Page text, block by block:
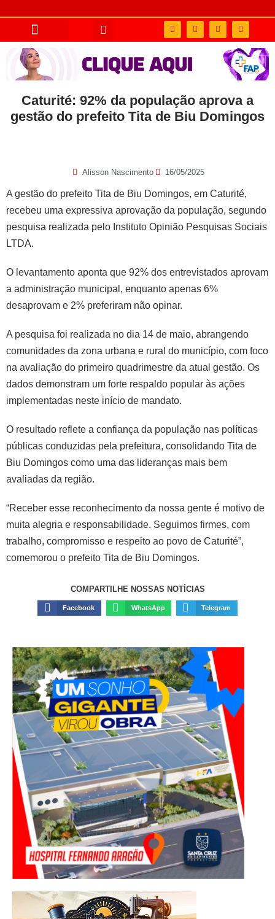
Caturité: 92% da população aprova a
gestão do prefeito Tita de Biu Domingos
Alisson Nascimento 16/05/2025
A gestão do prefeito Tita de Biu Domingos, em Caturité,
recebeu uma expressiva aprovação da população, segundo
pesquisa realizada pelo Instituto Opinião Pesquisas Sociais
LTDA.
O levantamento aponta que 92% dos entrevistados aprovam
a administração municipal, enquanto apenas 6%
desaprovam e 2% preferiram não opinar.
A pesquisa foi realizada no dia 14 de maio, abrangendo
comunidades da zona urbana e rural do município, com foco
na avaliação do primeiro quadrimestre da atual gestão. Os
dados demonstram um forte respaldo popular às ações
implementadas neste início de mandato.
O resultado reflete a confiança da população nas políticas
públicas conduzidas pela prefeitura, consolidando Tita de
Biu Domingos como uma das lideranças mais bem
avaliadas da região.
“Receber esse reconhecimento da nossa gente é motivo de
muita alegria e responsabilidade. Seguimos firmes, com
trabalho, compromisso e respeito ao povo de Caturité”,
comemorou o prefeito Tita de Biu Domingos.
COMPARTILHE NOSSAS NOTÍCIAS
Facebook WhatsApp Telegram